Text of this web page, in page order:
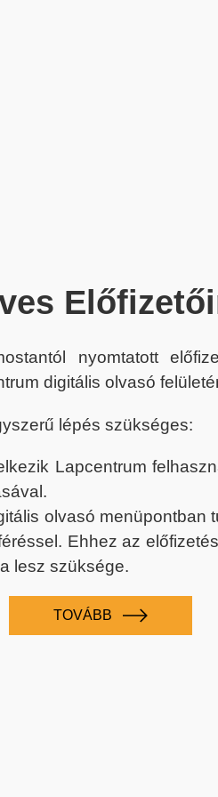
nyomtatott
digitális olvasó
lépés szükséges:
Lapcentrum
olvasó menüpontban
Ehhez az
lesz szüksége.
TOVÁBB